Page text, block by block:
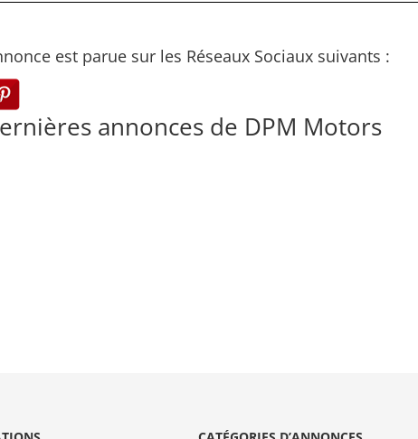
est parue sur les Réseaux Sociaux suivants :
annonces de DPM Motors